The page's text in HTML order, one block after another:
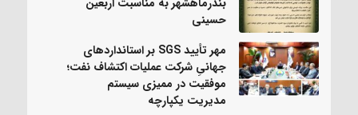
حسینی
مهر تأیید SGS بر استانداردهای
جهانیِ شرکت عملیات اکتشاف نفت؛
موفقیت در ممیزی سیستم
مدیریت یکپارچه